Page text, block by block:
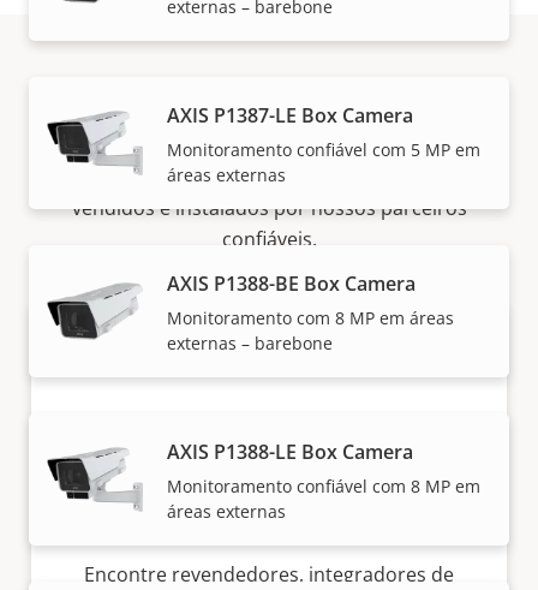
externas – barebone
AXIS P1387-LE Box Camera
Monitoramento confiável com 5 MP em
áreas externas
AXIS P1388-BE Box Camera
Monitoramento com 8 MP em áreas
externas – barebone
AXIS P1388-LE Box Camera
Monitoramento confiável com 8 MP em
áreas externas
Como comprar
As soluções e produtos individuais da Axis são
vendidos e instalados por nossos parceiros
confiáveis.
Quer comprar produtos Axis?
Encontre revendedores, integradores de